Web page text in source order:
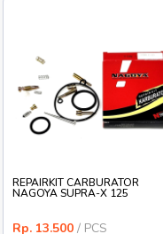
REPAIRKIT CARBURATOR
NAGOYA SUPRA-X 125
Rp. 13.500 / PCS